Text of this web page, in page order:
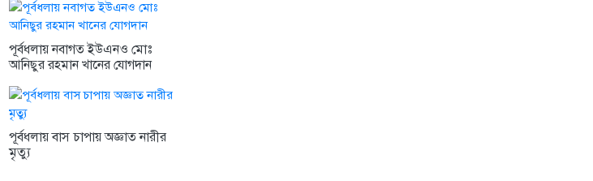
পূর্বধলায় নবাগত ইউএনও মোঃ
আনিছুর রহমান খানের যোগদান
পূর্বধলায় বাস চাপায় অজ্ঞাত নারীর
মৃত্যু